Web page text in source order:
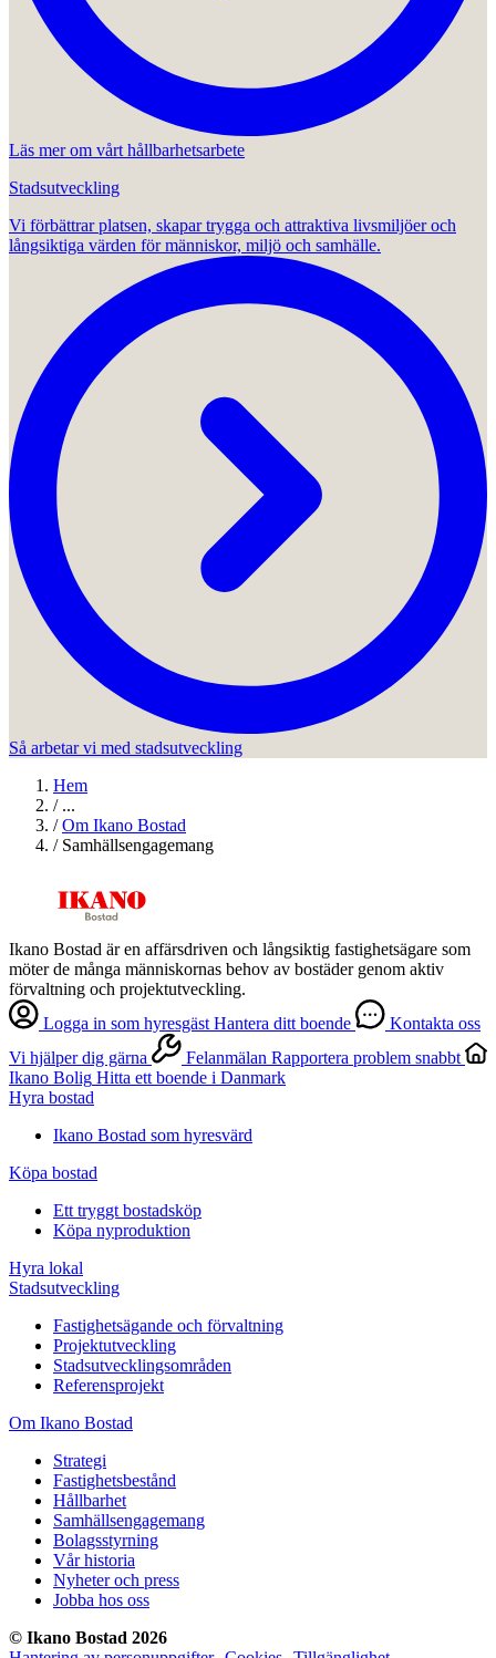
Läs mer om vårt hållbarhetsarbete
Stadsutveckling
Vi förbättrar platsen, skapar trygga och attraktiva livsmiljöer och
långsiktiga värden för människor, miljö och samhälle.
Så arbetar vi med stadsutveckling
Hem
/ ...
/ Om Ikano Bostad
/ Samhällsengagemang
Ikano Bostad är en affärsdriven och långsiktig fastighetsägare som
möter de många människornas behov av bostäder genom aktiv
förvaltning och projektutveckling.
Logga in som hyresgäst Hantera ditt boende
Kontakta oss
Vi hjälper dig gärna
Felanmälan Rapportera problem snabbt
Ikano Bolig Hitta ett boende i Danmark
Hyra bostad
Ikano Bostad som hyresvärd
Köpa bostad
Ett tryggt bostadsköp
Köpa nyproduktion
Hyra lokal
Stadsutveckling
Fastighetsägande och förvaltning
Projektutveckling
Stadsutvecklingsområden
Referensprojekt
Om Ikano Bostad
Strategi
Fastighetsbestånd
Hållbarhet
Samhällsengagemang
Bolagsstyrning
Vår historia
Nyheter och press
Jobba hos oss
© Ikano Bostad 2026